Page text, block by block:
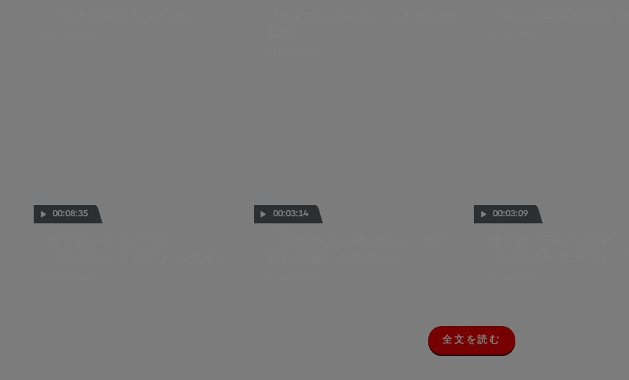
00:08:35 00:03:14 00:03:09
全
文
全文を読む